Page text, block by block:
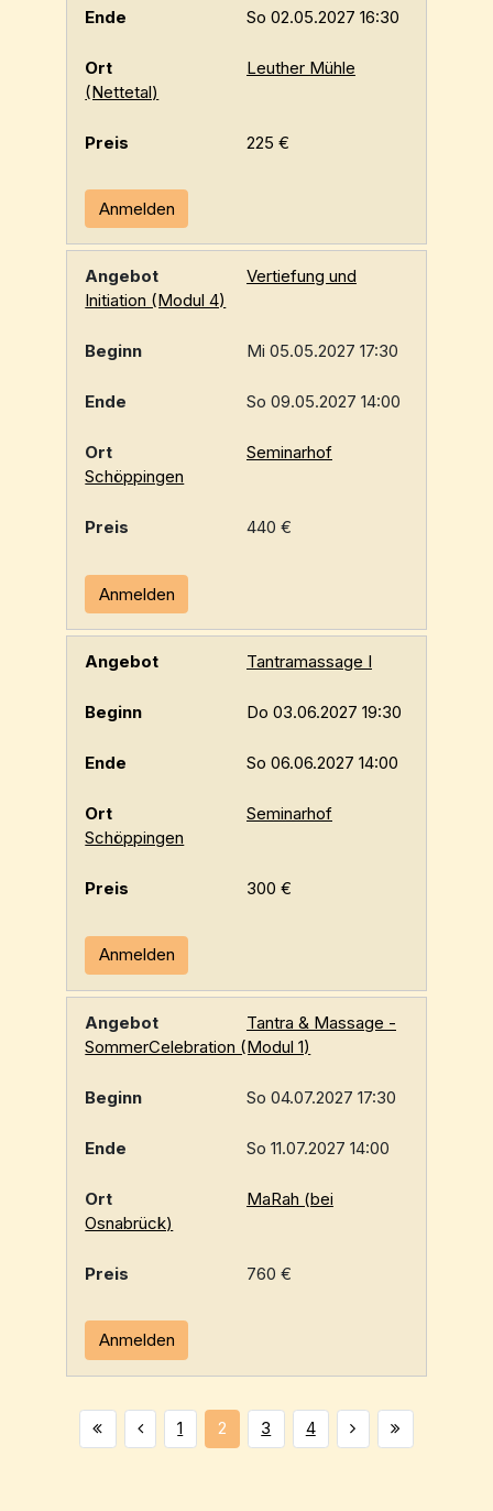
So 02.05.2027 16:30
Leuther Mühle
(Nettetal)
225 €
Anmelden
Vertiefung und
Initiation (Modul 4)
Mi 05.05.2027 17:30
So 09.05.2027 14:00
Seminarhof
Schöppingen
440 €
Anmelden
Tantramassage I
Do 03.06.2027 19:30
So 06.06.2027 14:00
Seminarhof
Schöppingen
300 €
Anmelden
Tantra & Massage -
SommerCelebration (Modul 1)
So 04.07.2027 17:30
So 11.07.2027 14:00
MaRah (bei
Osnabrück)
760 €
Anmelden
1 2 3 4